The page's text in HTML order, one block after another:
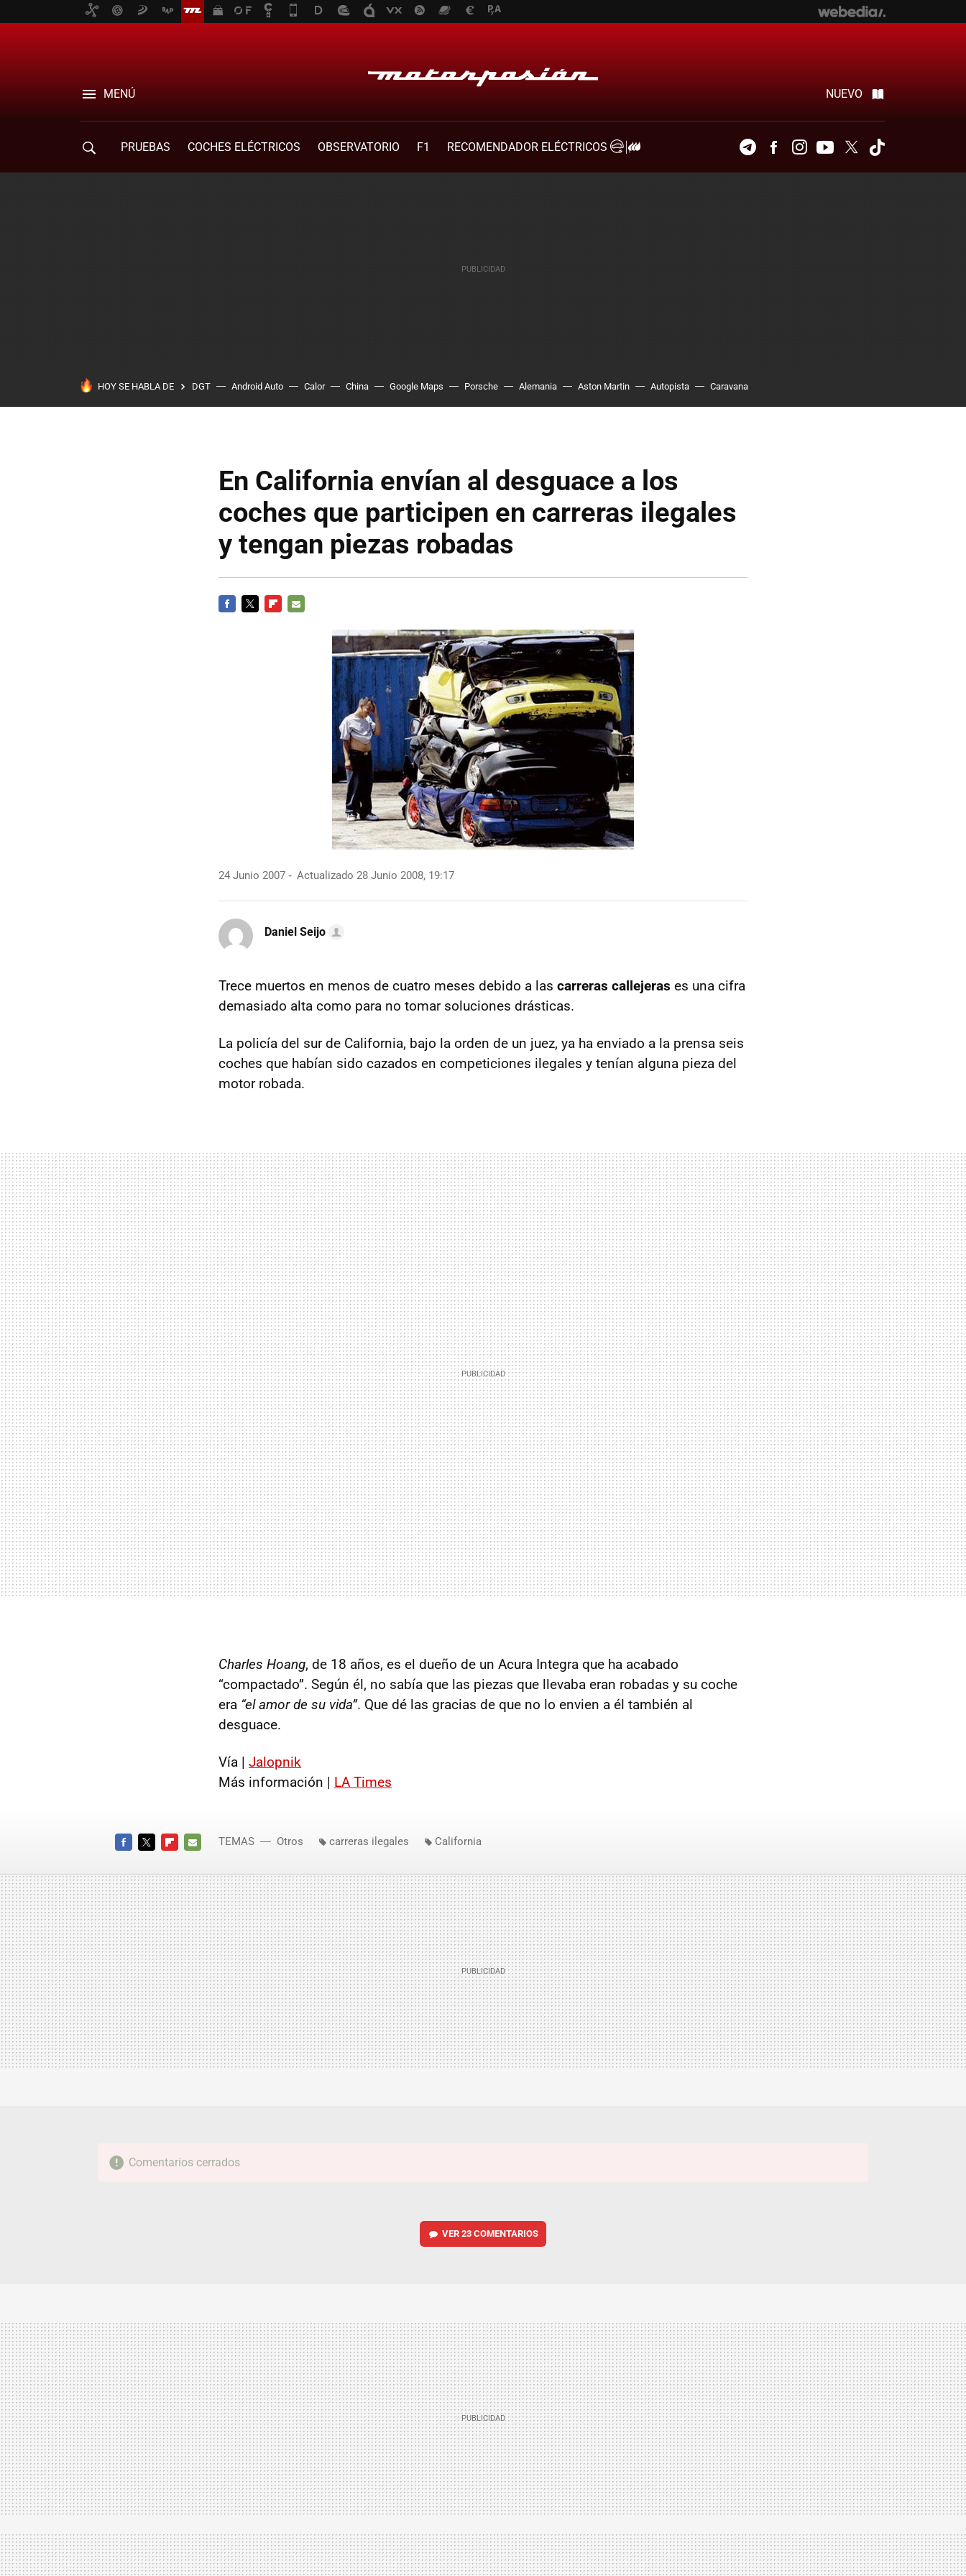
MENÚ NUEVO
PRUEBAS COCHES ELÉCTRICOS OBSERVATORIO F1
RECOMENDADOR ELÉCTRICOS
TelegramFacebookInstagramYoutubeTwitter
HOY SE HABLA DE DGT Android Auto Calor China Google Maps Porsche Alemania Aston Martin Autopista Caravana
En California envían al desguace a los
coches que participen en carreras ilegales
y tengan piezas robadas
24 Junio 2007 Actualizado 28 Junio 2008, 19:17
Daniel Seijo
Trece muertos en menos de cuatro meses debido a las carreras callejeras es una cifra
demasiado alta como para no tomar soluciones drásticas.
La policía del sur de California, bajo la orden de un juez, ya ha enviado a la prensa seis
coches que habían sido cazados en competiciones ilegales y tenían alguna pieza del
motor robada.
Charles Hoang, de 18 años, es el dueño de un Acura Integra que ha acabado
“compactado”. Según él, no sabía que las piezas que llevaba eran robadas y su coche
era “el amor de su vida”. Que dé las gracias de que no lo envien a él también al
desguace.
Vía | Jalopnik
Más información | LA Times
MAIL
TEMAS Otros carreras ilegales California
Comentarios cerrados
VER 23 COMENTARIOS